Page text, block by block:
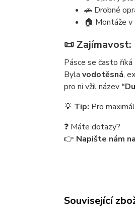
🚗 Drobné
🏠 Montáže v
📜 Zajímavost:
Pásce se často
Byla vodotěsná,
pro ni vžil název
💡 Tip: Pro
❓ Máte dotazy?
👉 Napište nám na
Související